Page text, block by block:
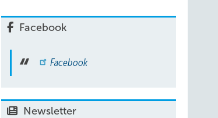
Facebook
Facebook
Newsletter